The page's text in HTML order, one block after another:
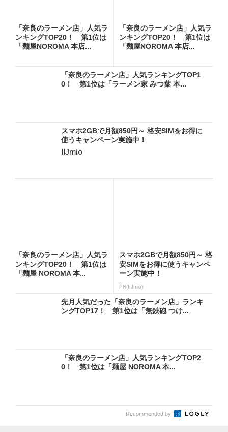
「奈良のラーメン店」人気ラ
ンキングTOP20！ 第1位は
「麺屋NOROMA 本店...
「奈良のラーメン店」人気ラ
ンキングTOP20！ 第1位は
「麺屋NOROMA 本店...
「奈良のラーメン店」人気ランキングTOP1
0！ 第1位は「ラーメン家 みつ葉 本...
スマホ2GBで月額850円～ 格安SIMをお得に
使うキャンペーン実施中！
IIJmio
「奈良のラーメン店」人気ラ
ンキングTOP20！ 第1位は
「麺屋 NOROMA 本...
スマホ2GBで月額850円～ 格
安SIMをお得に使うキャンペ
ーン実施中！
PR(IIJmio)
先月人気だった「奈良のラーメン店」ランキ
ングTOP17！ 第1位は「無鉄砲 つけ...
「奈良のラーメン店」人気ランキングTOP2
0！ 第1位は「麺屋 NOROMA 本...
Recommended by